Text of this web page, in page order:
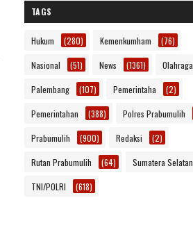
TAGS
Hukum (280) Kemenkumham (76)
Nasional (51) News (1361) Olahraga
Palembang (107) Pemerintaha (2)
Pemerintahan (388) Polres Prabumulih
Prabumulih (900) Redaksi (2)
Rutan Prabumulih (64) Sumatera Selatan
TNI/POLRI (618)